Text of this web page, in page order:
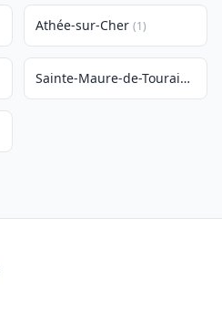
Athée-sur-Cher (1)
Sainte-Maure-de-Touraine